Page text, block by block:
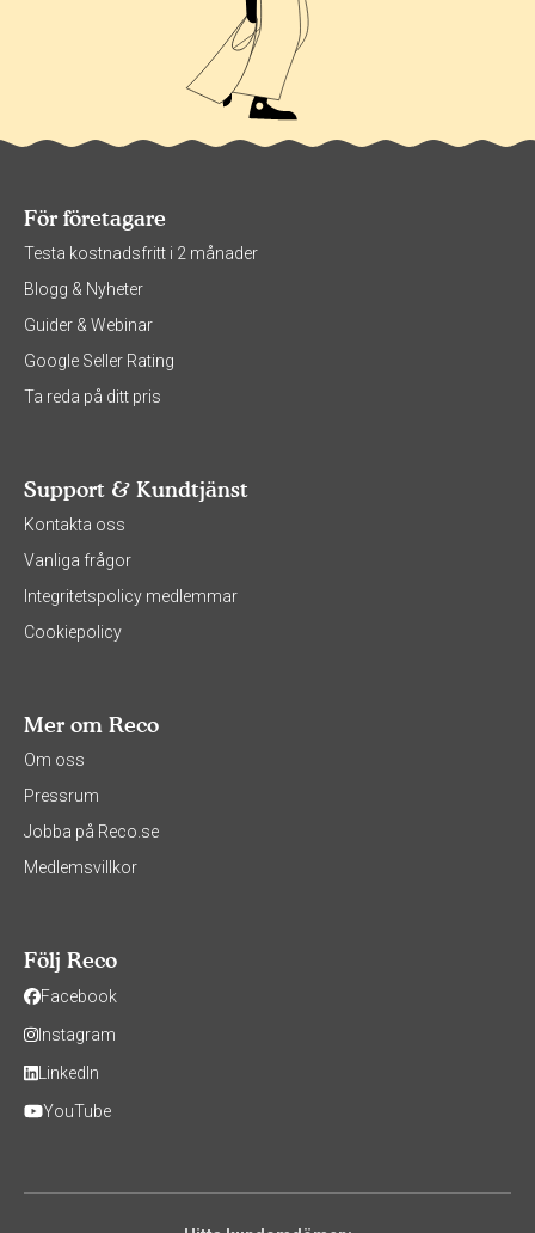
För företagare
Testa kostnadsfritt i 2 månader
Blogg & Nyheter
Guider & Webinar
Google Seller Rating
Ta reda på ditt pris
Support & Kundtjänst
Kontakta oss
Vanliga frågor
Integritetspolicy medlemmar
Cookiepolicy
Mer om Reco
Om oss
Pressrum
Jobba på Reco.se
Medlemsvillkor
Följ Reco
Facebook
Instagram
LinkedIn
YouTube